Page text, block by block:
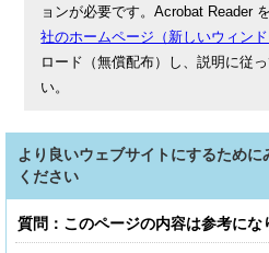
ョンが必要です。Acrobat Reader
社のホームページ（新しいウィン
ロード（無償配布）し、説明に従
い。
より良いウェブサイトにするため
ください
質問：このページの内容は参考にな